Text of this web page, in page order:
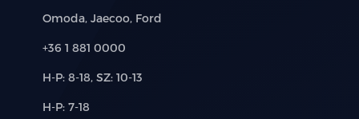
fékezéssel (RCTA, RCTB)
Elöl haladó jármű elindulására figyelmeztetés (DAI)
Holttérfigyelő rendszer (BSD)
Márkák:
Omoda, Jaecoo, Ford
Telefon:
+36 1 881 0000
Új-
használt
H-P: 8-18, SZ: 10-13
Alkatrész,
H-P: 7-18